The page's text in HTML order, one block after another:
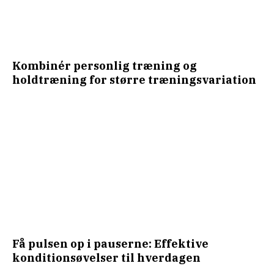
Kombinér personlig træning og
holdtræning for større træningsvariation
Få pulsen op i pauserne: Effektive
konditionsøvelser til hverdagen